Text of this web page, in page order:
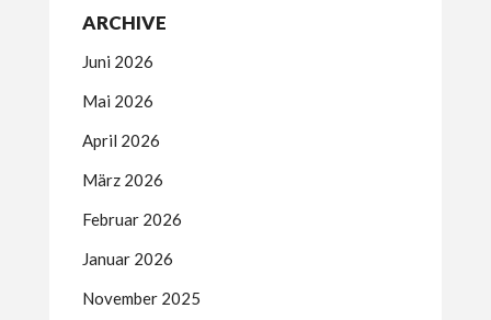
ARCHIVE
Juni 2026
Mai 2026
April 2026
März 2026
Februar 2026
Januar 2026
November 2025